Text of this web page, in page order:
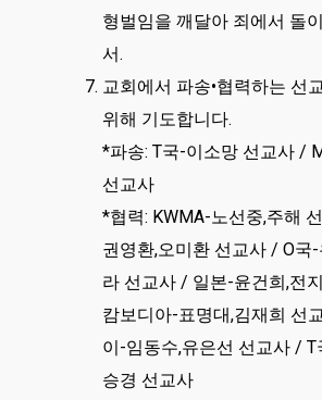
형벌임을 깨달아 죄에서 돌
서.
교회에서 파송•협력하는 선
위해 기도합니다.
*파송: T국-이소망 선교사 /
선교사
*협력: KWMA-노선중,주해
권영환,오미환 선교사 / O국
라 선교사 / 일본-윤건희,전
캄보디아-표명대,김재희 선
이-임동수,유은선 선교사 / T
승경 선교사